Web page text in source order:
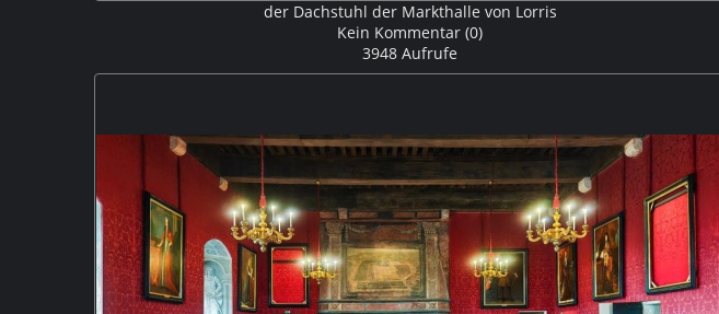
der Dachstuhl der Markthalle von Lorris
Kein Kommentar (0)
3948 Aufrufe
eingerahmt wird. Sie hat ein vierseitiges Dach und steht auf vier Reihen von Pfeilern. Der
Dachstuhl besteht aus Eichenholz. M5P